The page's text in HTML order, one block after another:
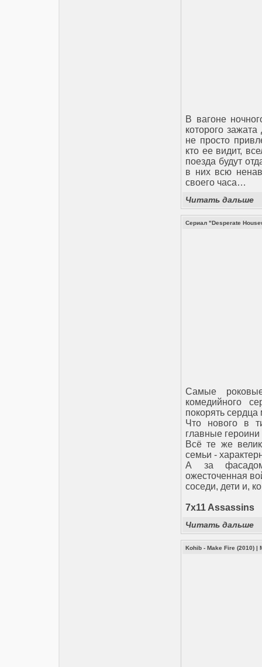
В вагоне
которого
не просто
кто ее видит,
поезда будут
в них всю
своего часа…
Читать дальше
Сериал "Desperate
Самые
комедийного
покорять
Что нового в
главные
Всё те же
семьи -
А за фасадом
ожесточенная
соседи, дети и,
7x11 Assassins
Читать дальше
Kohib - Make Fire (2010) |